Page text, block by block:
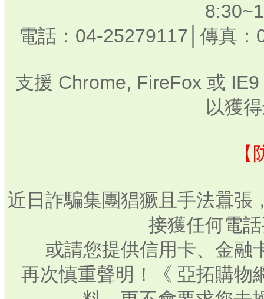
電話：04-25279117│傳真
支援 Chrome, FireFox 或
以獲
近日詐騙集團猖獗且手法囂張
接獲任何電
或請您提供信用卡、金融
再次慎重聲明！《 亞拓購物